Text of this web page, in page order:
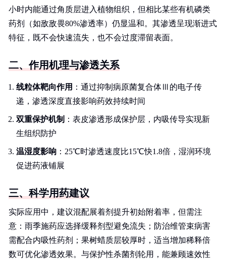
小时内能通过角质层进入植物组织，但相比某些有机磷类
药剂（如敌敌畏80%渗透率）仍显温和。其渗透呈现渐进式
特征，既不会快速流失，也不会过度滞留表面。
二、作用机理与渗透关系
线粒体靶向作用 ：通过抑制病原菌复合体Ⅲ的电子传
递，渗透深度直接影响药效持续时间
双重保护机制 ：表皮渗透形成保护层，内吸传导实现新
生组织防护
温湿度影响 ：25℃时渗透速度比15℃快1.8倍，湿润环境
促进药液铺展
三、科学用药建议
实际应用中，建议混配展着剂提升初始附着率，但需注
意：雨季施药应选择缓释剂型避免流失；防治维管束病害
需配合内吸性药剂；果树蜡质层较厚时，适当增加稀释倍
数可优化渗透效果。与保护性杀菌剂轮用，能兼顾速效性